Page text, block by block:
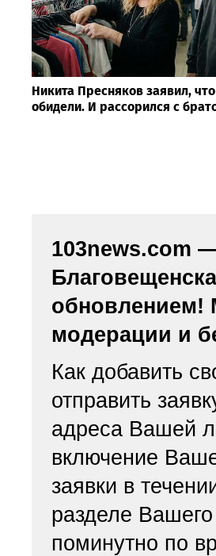
Никита Пресняков заявил,
обидели. И рассорился с
103news.com
обновлением!
модерации и
Как добавить
отправить
адреса Вашей
включение
заявки в
разделе
поминутно по